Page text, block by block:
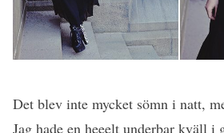
Det blev inte mycket sömn i natt,
Jag hade en heeelt underbar kväll i